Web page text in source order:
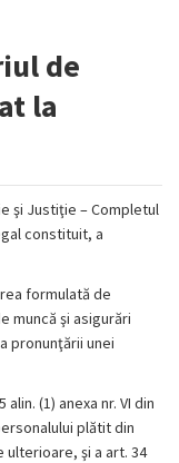
de
la
şi Justiţie – Completul
constituit, a
formulată de
muncă şi asigurări
pronunţării unei
(1) anexa nr. VI din
plătit din
şi a art. 34